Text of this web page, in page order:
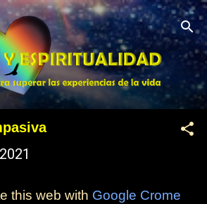
contenido principal
this web with Google Crome